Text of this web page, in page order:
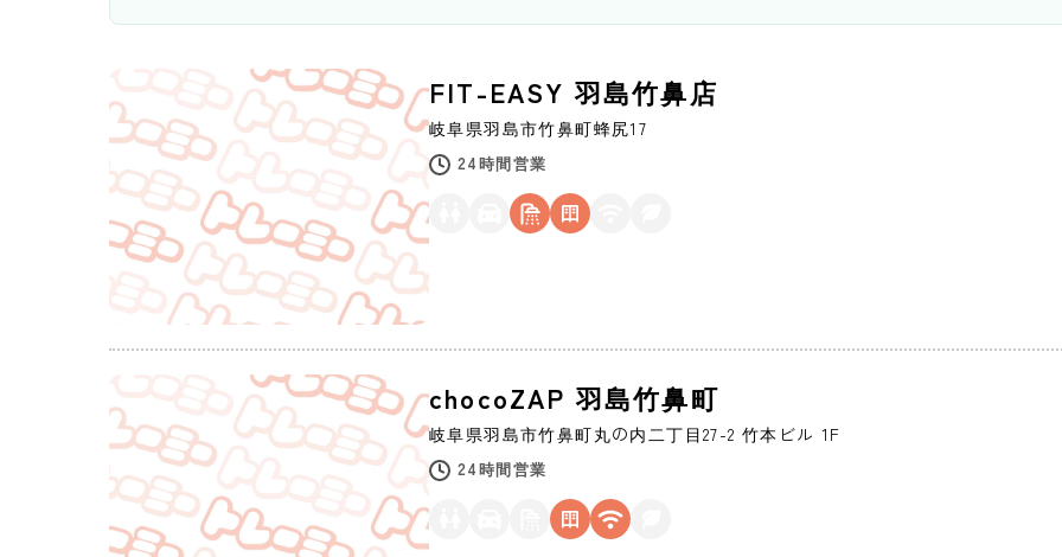
FIT-EASY 羽島竹鼻店
岐阜県羽島市竹鼻町蜂尻17
24時間営業
chocoZAP 羽島竹鼻町
岐阜県羽島市竹鼻町丸の内二丁目27-2 竹本ビル 1F
24時間営業